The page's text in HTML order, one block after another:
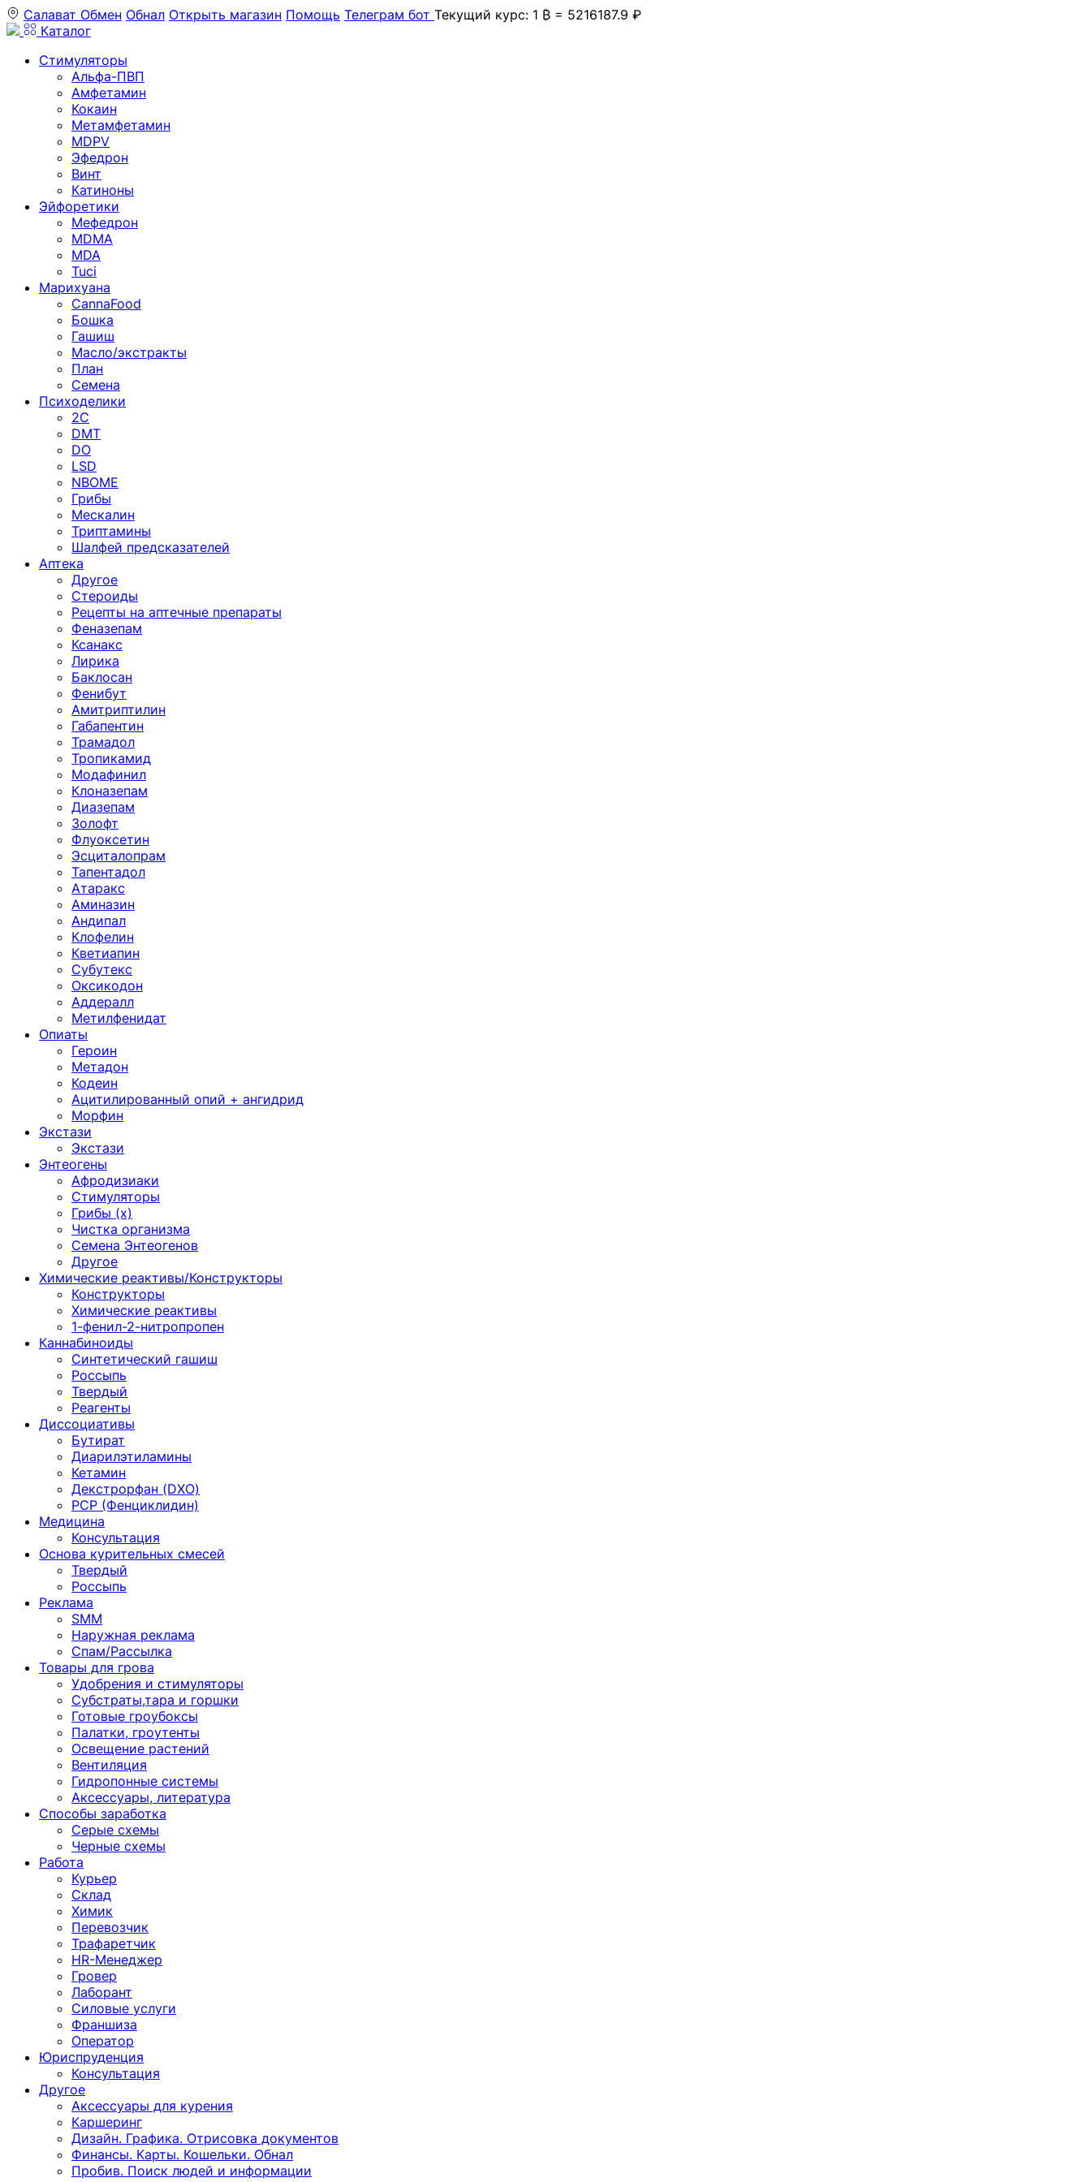
Салават Обмен Обнал Открыть магазин Помощь Телеграм бот Текущий курс: 1 ₿ = 5216187.9 ₽
Каталог
Стимуляторы
Альфа-ПВП
Амфетамин
Кокаин
Метамфетамин
MDPV
Эфедрон
Винт
Катиноны
Эйфоретики
Мефедрон
MDMA
MDA
Tuci
Марихуана
CannaFood
Бошка
Гашиш
Масло/экстракты
План
Семена
Психоделики
2C
DMT
DO
LSD
NBOME
Грибы
Мескалин
Триптамины
Шалфей предсказателей
Аптека
Другое
Стероиды
Рецепты на аптечные препараты
Феназепам
Ксанакс
Лирика
Баклосан
Фенибут
Амитриптилин
Габапентин
Трамадол
Тропикамид
Модафинил
Клоназепам
Диазепам
Золофт
Флуоксетин
Эсциталопрам
Тапентадол
Атаракс
Аминазин
Андипал
Клофелин
Кветиапин
Субутекс
Оксикодон
Аддералл
Метилфенидат
Опиаты
Героин
Метадон
Кодеин
Ацитилированный опий + ангидрид
Морфин
Экстази
Экстази
Энтеогены
Афродизиаки
Стимуляторы
Грибы (х)
Чистка организма
Семена Энтеогенов
Другое
Химические реактивы/Конструкторы
Конструкторы
Химические реактивы
1-фенил-2-нитропропен
Каннабиноиды
Синтетический гашиш
Россыпь
Твердый
Реагенты
Диссоциативы
Бутират
Диарилэтиламины
Кетамин
Декстрорфан (DXO)
PCP (Фенциклидин)
Медицина
Консультация
Основа курительных смесей
Твердый
Россыпь
Реклама
SMM
Наружная реклама
Спам/Рассылка
Товары для грова
Удобрения и стимуляторы
Субстраты,тара и горшки
Готовые гроубоксы
Палатки, гроутенты
Освещение растений
Вентиляция
Гидропонные системы
Аксессуары, литература
Способы заработка
Серые схемы
Черные схемы
Работа
Курьер
Склад
Химик
Перевозчик
Трафаретчик
HR-Менеджер
Гровер
Лаборант
Силовые услуги
Франшиза
Оператор
Юриспруденция
Консультация
Другoе
Аксессуары для курения
Каршеринг
Дизайн. Графика. Отрисовка документов
Финансы. Карты. Кошельки. Обнал
Пробив. Поиск людей и информации